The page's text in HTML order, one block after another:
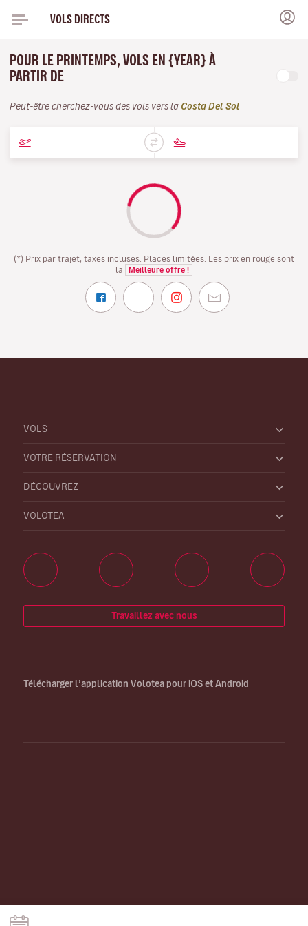
VOLS DIRECTS
POUR LE PRINTEMPS, VOLS EN {YEAR} À
PARTIR DE
Peut-être cherchez-vous des vols vers la Costa Del Sol
(*) Prix par trajet, taxes incluses. Places limitées. Les prix en rouge sont
la
Meilleure offre !
VOLS
VOTRE RÉSERVATION
DÉCOUVREZ
VOLOTEA
Travaillez avec nous
Télécharger l’application Volotea pour iOS et Android